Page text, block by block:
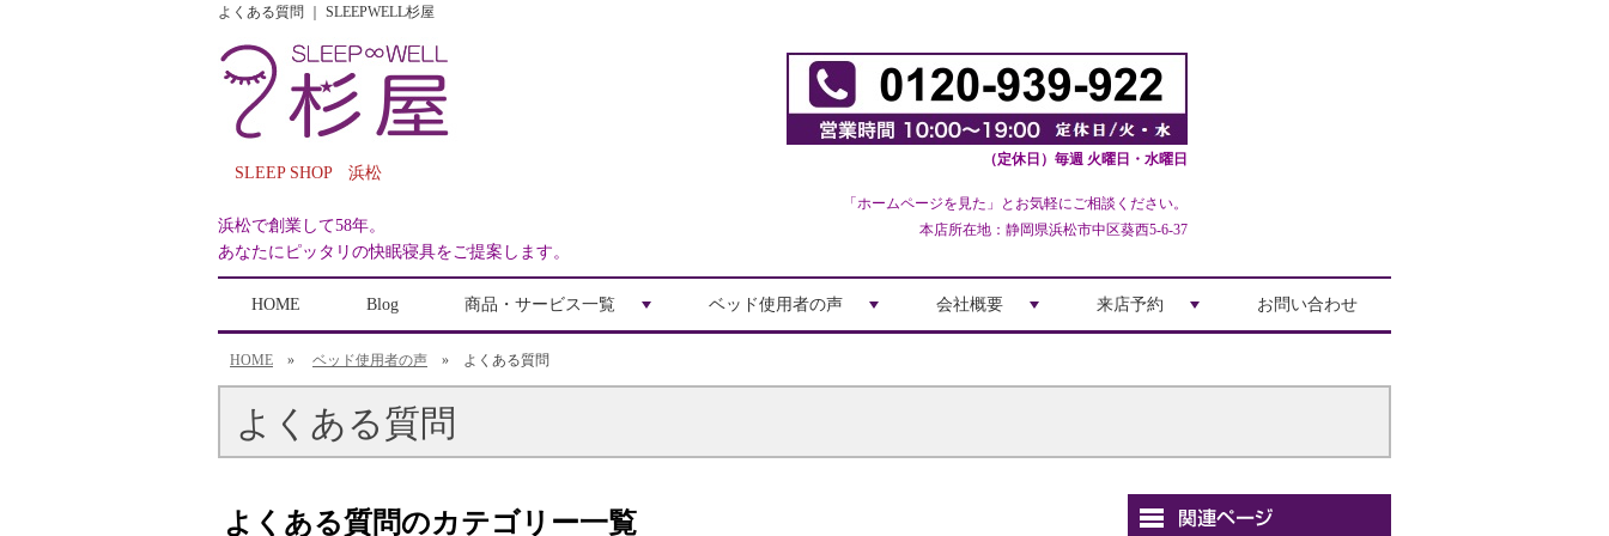
よくある質問 ｜ SLEEPWELL杉屋
SLEEP SHOP 浜松
浜松で創業して58年。
あなたにピッタリの快眠寝具をご提案します。
（定休日）毎週 火曜日・水曜日
「ホームページを見た」とお気軽にご相談ください。
本店所在地：静岡県浜松市中区葵西5-6-37
HOME Blog
+
商品・サービス一覧
+
ベッド使用者の声
+
会社概要
+
来店予約 お問い合わせ
HOME » ベッド使用者の声 » よくある質問
よくある質問
よくある質問のカテゴリー一覧